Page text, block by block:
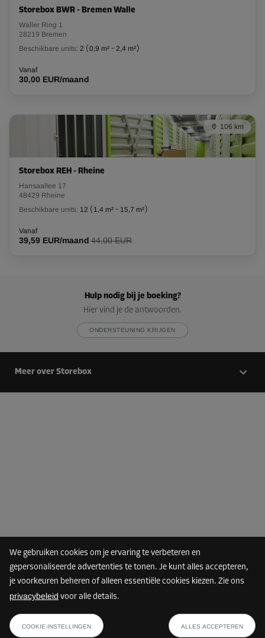
We gebruiken cookies om je ervaring te verbeteren en
gepersonaliseerde advertenties te tonen. Je kunt alles accepteren,
je voorkeuren beheren of alleen essentiële cookies kiezen. Zie ons
privacybeleid voor alle details.
COOKIE-INSTELLINGEN ALLES ACCEPTEREN
Storebox BWR - Bremen Walle
Waller Ring 1
28219 Bremen
Beschikbare units: 2 ( 0,9 m² - 2,4 m²)
Vanaf
30,00 EUR/maand
106 km
Storebox REH - Rheine
Hansaallee 17
48429 Rheine
Beschikbare units: 12 ( 1,4 m² - 15,7 m²)
Vanaf
39,59 EUR/maand 44,00 EUR
Hulp nodig bij je boeking?
Hier vind je de antwoorden.
ONDERSTEUNING KRIJGEN
Meer over Storebox